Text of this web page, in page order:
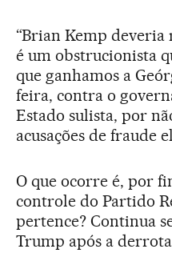
“Brian Kemp deveria
é um obstrucionista
que ganhamos a
feira, contra o
Estado sulista, por
acusações de fraude
O que ocorre é, por
controle do Partido
pertence? Continua
Trump após a